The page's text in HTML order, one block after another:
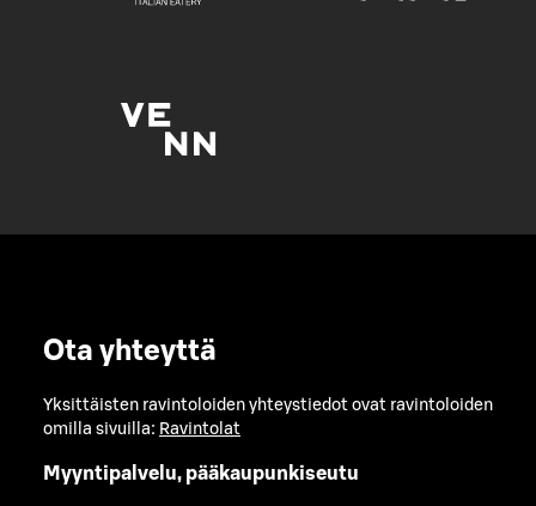
Ota yhteyttä
Yksittäisten ravintoloiden yhteystiedot ovat ravintoloiden
omilla sivuilla: Ravintolat
Myyntipalvelu, pääkaupunkiseutu